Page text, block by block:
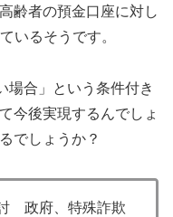
齢者の預金口座に対し
いるそうです。
場合」という条件付き
今後実現するんでしょ
でしょうか？
政府、特殊詐欺